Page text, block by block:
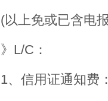
(以上免或已含电
》L/C：
1、信用证通知费